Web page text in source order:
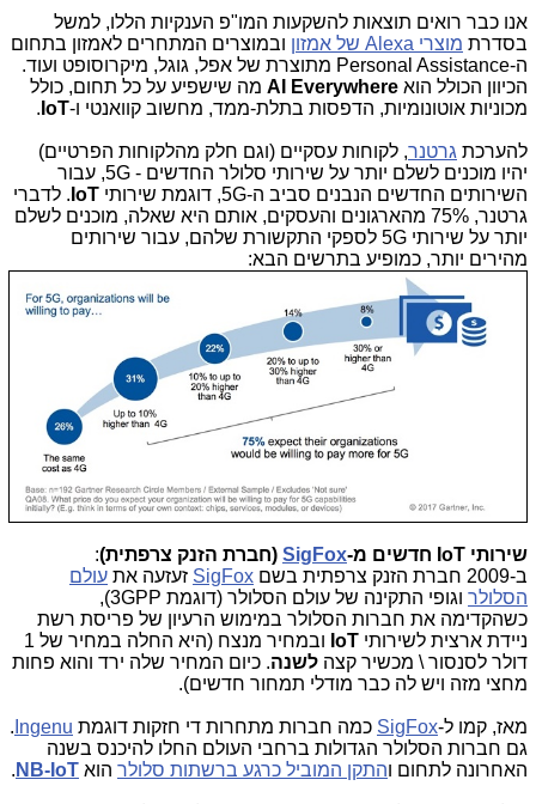
אנו כבר רואים תוצאות להשקעות המו"פ הענקיות הללו, למשל
בסדרת מוצרי Alexa של אמזון
ובמוצרים המתחרים לאמזון בתחום
ה-Personal Assistance מתוצרת של אפל, גוגל, מיקרוסופט ועוד.
הכיוון הכולל הוא AI Everywhere מה שישפיע על כל תחום, כולל
מכוניות אוטונומיות, הדפסות בתלת-ממד, מחשוב קוואנטי ו-IoT
.
להערכת גרטנר, לקוחות עסקיים (וגם חלק מהלקוחות הפרטיים)
יהיו מוכנים לשלם יותר על שירותי סלולר החדשים - 5G, עבור
השירותים החדשים הנבנים סביב ה-5G, דוגמת שירותי
IoT . לדברי
גרטנר, 75% מהארגונים והעסקים, אותם היא שאלה, מוכנים לשלם
יותר על שירותי 5G לספקי התקשורת שלהם, עבור שירותים
מהירים יותר, כמופיע בתרשים הבא:
שירותי IoT חדשים מ- SigFox (חברת הזנק צרפתית):
ב-2009 חברת הזנק צרפתית בשם
SigFox זעזעה את עולם
הסלולר
וגופי התקינה של עולם הסלולר (דוגמת 3GPP),
כשהקדימה את חברות הסלולר במימוש הרעיון של פריסת רשת
ניידת ארצית לשירותי IoT
ובמחיר מנצח (היא החלה במחיר של 1
דולר לסנסור \ מכשיר קצה לשנה. כיום המחיר שלה ירד והוא פחות
מחצי מזה ויש לה כבר מודלי תמחור חדשים).
מאז, קמו ל-SigFox כמה חברות מתחרות די חזקות דוגמת Ingenu
.
גם חברות הסלולר הגדולות ברחבי העולם החלו להיכנס בשנה
האחרונה לתחום והתקן המוביל כרגע ברשתות סלולר הוא NB-IoT
.